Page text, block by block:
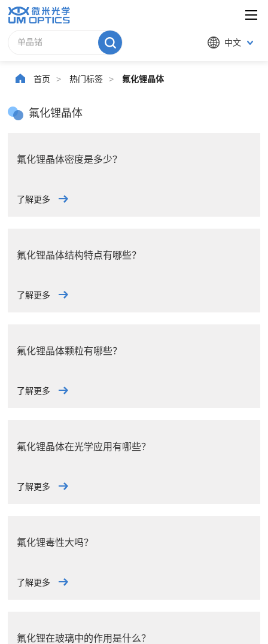
中文
首页 > 热门标签 > 氟化锂晶体
氟化锂晶体
氟化锂晶体密度是多少？
了解更多
氟化锂晶体结构特点有哪些？
了解更多
氟化锂晶体颗粒有哪些？
了解更多
氟化锂晶体在光学应用有哪些？
了解更多
氟化锂毒性大吗？
了解更多
氟化锂在玻璃中的作用是什么？